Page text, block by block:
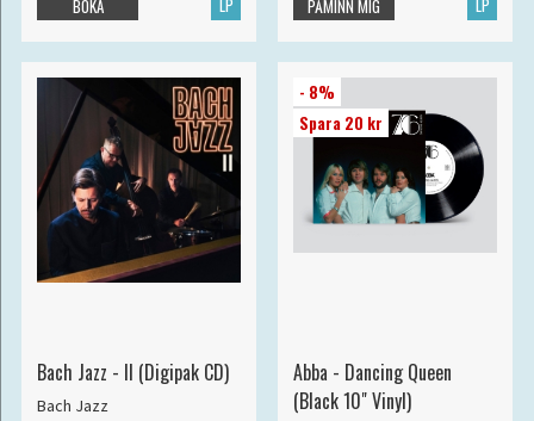
BOKA PÅMINN MIG
Bach Jazz - II (Digipak CD)
Bach Jazz
- 8%
Spara 20 kr
Abba - Dancing Queen
(Black 10" Vinyl)